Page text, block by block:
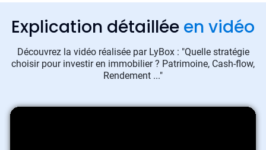
Explication détaillée en vidéo
Découvrez la vidéo réalisée par LyBox : "Quelle stratégie
choisir pour investir en immobilier ? Patrimoine, Cash-flow,
Rendement ..."